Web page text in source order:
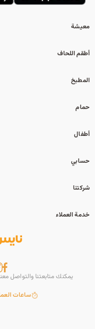
معيشة
أطقم اللحاف
المطبخ
حمام
أطفال
حسابي
شركتنا
خدمة العملاء
يمكنك متابعتنا والتواصل
ساعات العمل: 8 صباحًا حتى 11